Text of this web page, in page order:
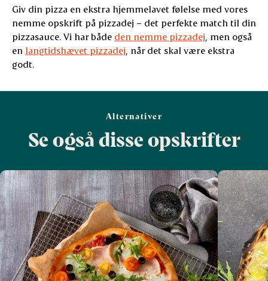
Giv din pizza en ekstra hjemmelavet følelse med vores
nemme opskrift på pizzadej – det perfekte match til din
pizzasauce. Vi har både den nemme pizzadej , men også
en langtidshævet pizzadej , når det skal være ekstra
godt.
Alternativer
Se også disse opskrifter